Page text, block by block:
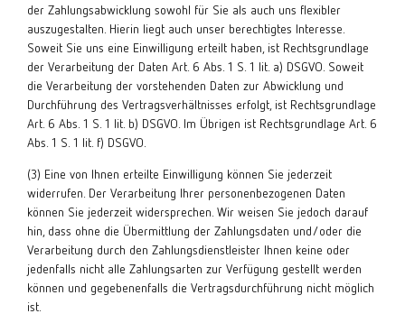
der Zahlungsabwicklung sowohl für Sie als auch uns flexibler
auszugestalten. Hierin liegt auch unser berechtigtes Interesse.
Soweit Sie uns eine Einwilligung erteilt haben, ist Rechtsgrundlage
der Verarbeitung der Daten Art. 6 Abs. 1 S. 1 lit. a) DSGVO. Soweit
die Verarbeitung der vorstehenden Daten zur Abwicklung und
Durchführung des Vertragsverhältnisses erfolgt, ist Rechtsgrundlage
Art. 6 Abs. 1 S. 1 lit. b) DSGVO. Im Übrigen ist Rechtsgrundlage Art. 6
Abs. 1 S. 1 lit. f) DSGVO.
(3) Eine von Ihnen erteilte Einwilligung können Sie jederzeit
widerrufen. Der Verarbeitung Ihrer personenbezogenen Daten
können Sie jederzeit widersprechen. Wir weisen Sie jedoch darauf
hin, dass ohne die Übermittlung der Zahlungsdaten und/oder die
Verarbeitung durch den Zahlungsdienstleister Ihnen keine oder
jedenfalls nicht alle Zahlungsarten zur Verfügung gestellt werden
können und gegebenenfalls die Vertragsdurchführung nicht möglich
ist.